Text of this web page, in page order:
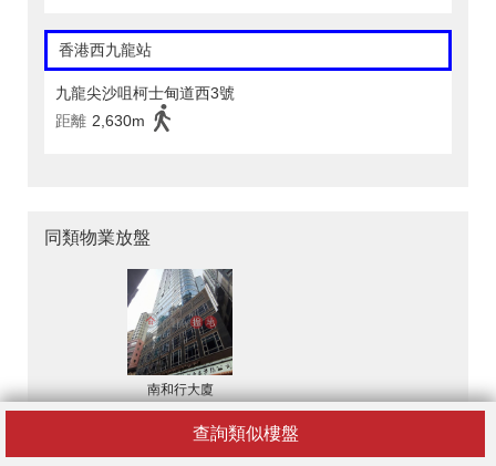
查詢類似樓盤
香港西九龍站
九龍尖沙咀柯士甸道西3號
距離 2,630m
同類物業放盤
南和行大廈
HK$ 19,900 / 月
上環794呎寫字樓出租